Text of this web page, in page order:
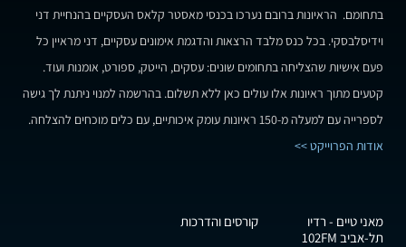
בתחומם. הראיונות ברובם נערכו בכנסי מאסטר קלאס העסקיים בהנחיית דני
וידיסלבסקי. בכל כנס מלבד הרצאות והדגמת אימונים עסקיים, דני מראיין כל
פעם אישיות שהצליחה בתחומים שונים: עסקים, הייטק, ספורט, אומנות ועוד.
קטעים מתוך ראיונות אלו עולים כאן ללא תשלום. בהרשמה למנוי ניתנת לך גישה
לספרייה עם למעלה מ-150 ראיונות עומק איכותיים, עם כלים מוכחים להצלחה.
אודות הפרוייקט >>
מאני טיים - רדיו
תל-אביב 102FM
קורסים והדרכות